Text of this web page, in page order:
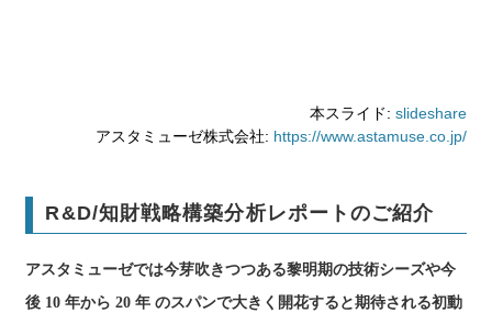
本スライド: slideshare
アスタミューゼ株式会社: https://www.astamuse.co.jp/
R&D/知財戦略構築分析レポートのご紹介
アスタミューゼでは今芽吹きつつある黎明期の技術シーズや今
後 10 年から 20 年 のスパンで大きく開花すると期待される初動